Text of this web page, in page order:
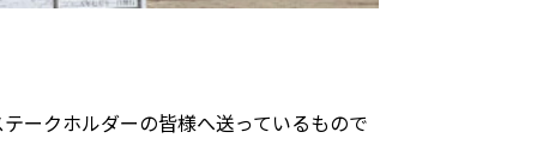
ークホルダーの皆様へ送っているもので